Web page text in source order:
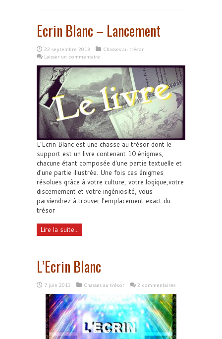
Ecrin Blanc – Lancement
22 septembre 2013
Chasses au trésor
Laisser un commentaire
L'Ecrin Blanc est une chasse au trésor dont le
support est un livre contenant 10 énigmes,
chacune étant composée d'une partie textuelle et
d'une partie illustrée. Une fois ces énigmes
résolues grâce à votre culture, votre logique,votre
discernement et votre ingéniosité, vous
parviendrez à trouver l'emplacement exact du
trésor
Lire la suite...
L’Ecrin Blanc
7 juin 2013 Chasses au trésor 2 commentaires